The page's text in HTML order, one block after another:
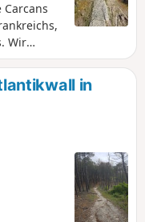
Wir
ist. Er
zur
Sees.
in